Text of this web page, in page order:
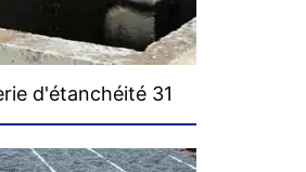
d'étanchéité 31